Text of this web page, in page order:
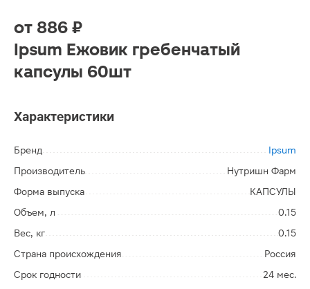
от 886 ₽
Ipsum Ежовик гребенчатый
капсулы 60шт
Характеристики
Бренд
Ipsum
Производитель
Нутришн Фарм
Форма выпуска
КАПСУЛЫ
Объем, л
0.15
Вес, кг
0.15
Страна происхождения
Россия
Срок годности
24 мес.